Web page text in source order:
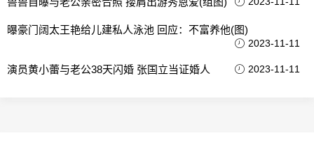
曝豪门阔太王艳给儿建私人泳池 回应：不富养他(图)
2023-11-11
演员黄小蕾与老公38天闪婚 张国立当证婚人 2023-11-11